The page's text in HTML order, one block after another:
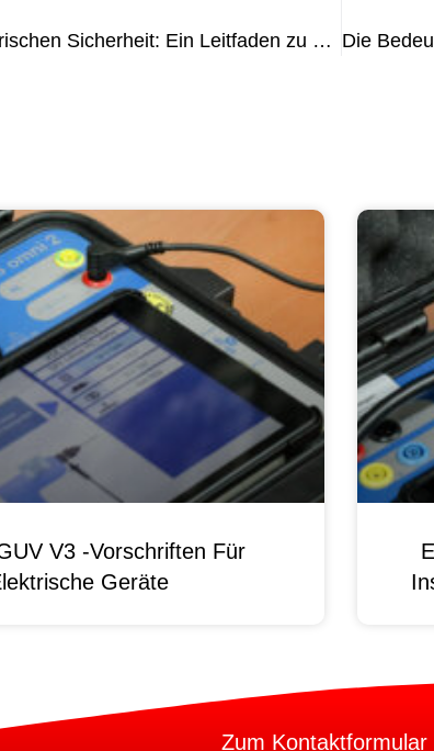
Gewährleistung der elektrischen Sicherheit: Ein Leitfaden zu Prüffristen für RCDs
V3 -Vorschriften Für
Geräte
Zum Kontaktformular